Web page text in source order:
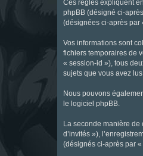
Ces règles expliquent
phpBB (désigné ci-
(désignées ci-après par
Vos informations sont
fichiers temporaires de
« session-id »), tous
sujets que vous avez
Nous pouvons
le logiciel phpBB.
La seconde manière de
d’invités »),
(désignés ci-après par